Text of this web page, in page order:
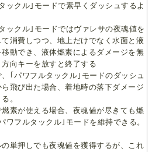
ックル｣モードで素早くダッシュするよ
ックル｣モードではヴァレサの夜魂値を
消費しつつ、地上だけでなく水面と液
動でき、液体燃素によるダメージを無
向キーを放すと終了する
、｢パワフルタックル｣モードのダッシュ
飛び出た場合、着地時の落下ダメージ
。
燃素が使える場合、夜魂値が尽きても燃
ワフルタックル｣モードを維持できる。
の単押しでも夜魂値を獲得するが、これ